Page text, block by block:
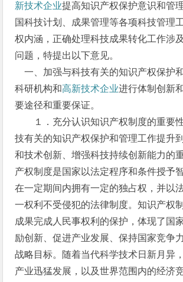
新技术企业提高知识产权保护意识和管
国科技计划、成果管理等各项科技管理
权内涵，正确处理科技成果转化工作涉
问题，特提出以下意见。
一、加强与科技有关的知识产权保护
科研机构和高新技术企业进行体制创新
要途径和重要保证。
１．充分认识知识产权制度的重要
技有关的知识产权保护和管理工作提升
和技术创新、增强科技持续创新能力的
产权制度是国家以法定程序和条件授予
在一定期间内拥有一定的独占权，并以
一权利不受侵犯的法律制度。知识产权
成果完成人民事权利的保护，体现了国
励创新、促进产业发展、保持国家竞争
战略目标。随着当代科学技术日新月异
产业迅猛发展，以及世界范围内的经济